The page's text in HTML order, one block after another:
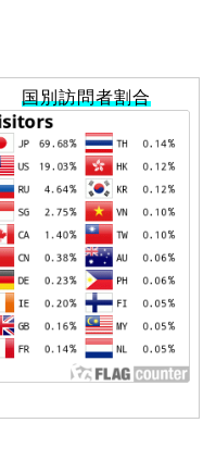
国別訪問者割合